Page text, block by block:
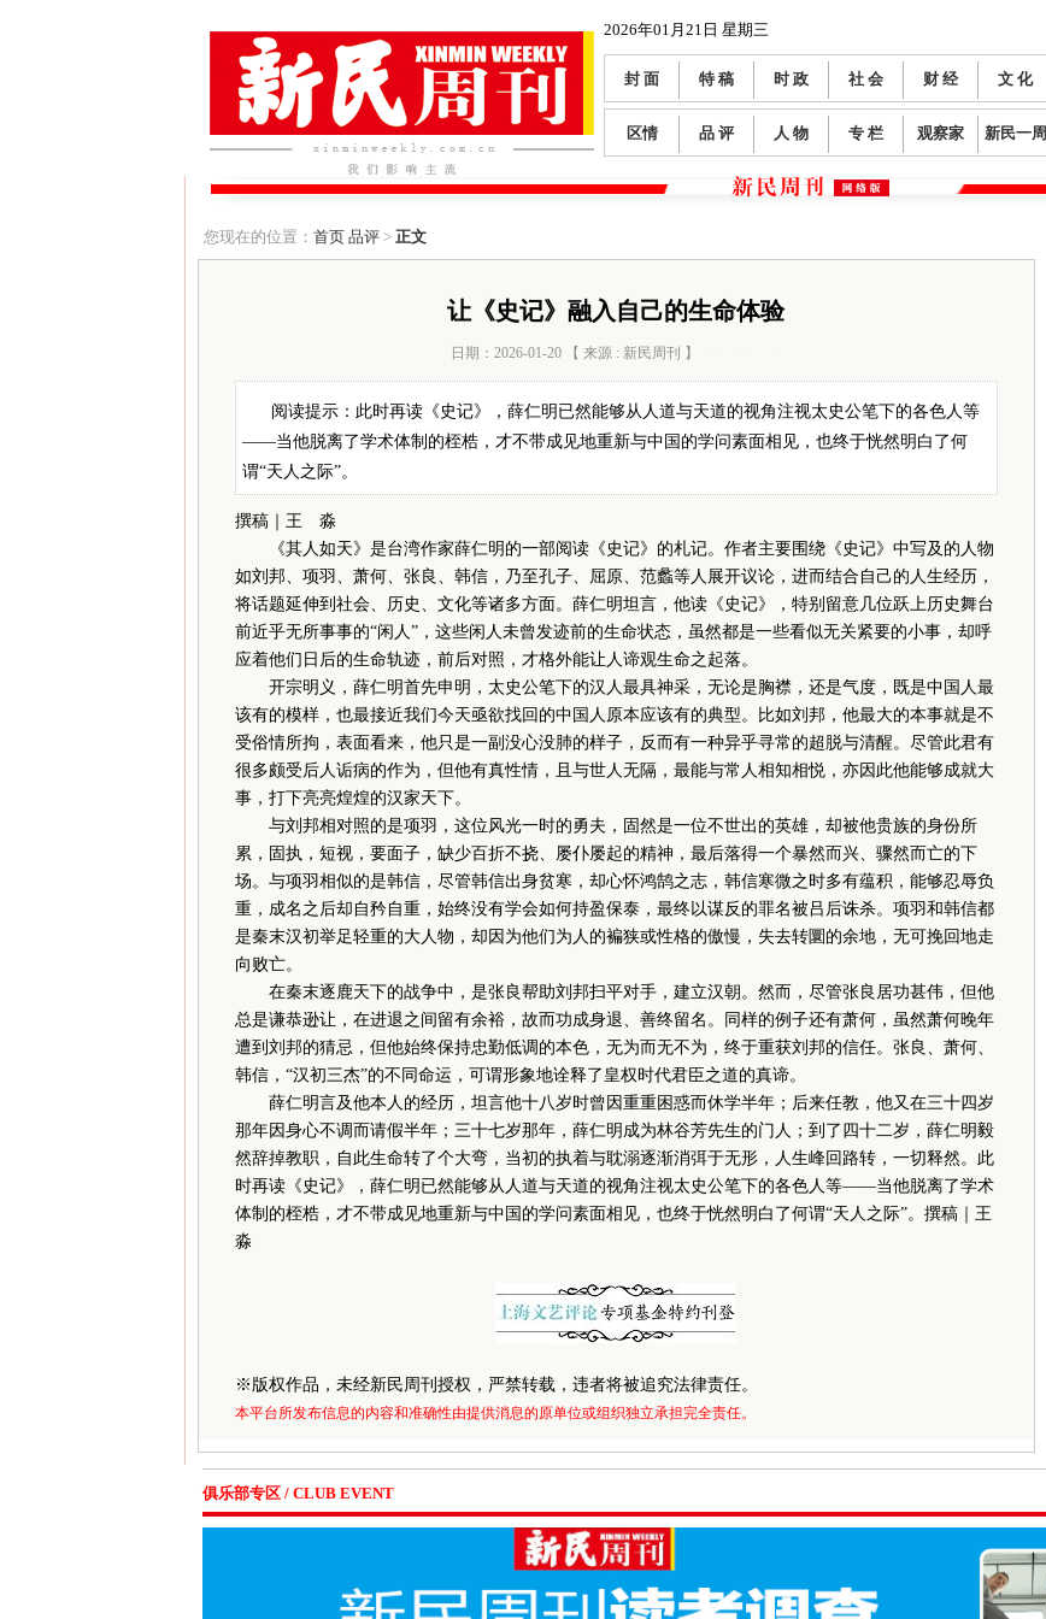
2026年01月21日 星期三
封 面 特 稿 时 政 社 会 财 经 文 化
区情 品 评 人 物 专 栏 观察家 新民一周
您现在的位置： 首页 品评> 正文
让《史记》融入自己的生命体验
日期：2026-01-20 【 来源 : 新民周刊 】
阅读提示：此时再读《史记》，薛仁明已然能够从人道与天道的视角注视太史公笔下的各色人等
——当他脱离了学术体制的桎梏，才不带成见地重新与中国的学问素面相见，也终于恍然明白了何
谓“天人之际”。
撰稿｜王 淼
《其人如天》是台湾作家薛仁明的一部阅读《史记》的札记。作者主要围绕《史记》中写及的人物
如刘邦、项羽、萧何、张良、韩信，乃至孔子、屈原、范蠡等人展开议论，进而结合自己的人生经历，
将话题延伸到社会、历史、文化等诸多方面。薛仁明坦言，他读《史记》，特别留意几位跃上历史舞台
前近乎无所事事的“闲人”，这些闲人未曾发迹前的生命状态，虽然都是一些看似无关紧要的小事，却呼
应着他们日后的生命轨迹，前后对照，才格外能让人谛观生命之起落。
开宗明义，薛仁明首先申明，太史公笔下的汉人最具神采，无论是胸襟，还是气度，既是中国人最
该有的模样，也最接近我们今天亟欲找回的中国人原本应该有的典型。比如刘邦，他最大的本事就是不
受俗情所拘，表面看来，他只是一副没心没肺的样子，反而有一种异乎寻常的超脱与清醒。尽管此君有
很多颇受后人诟病的作为，但他有真性情，且与世人无隔，最能与常人相知相悦，亦因此他能够成就大
事，打下亮亮煌煌的汉家天下。
与刘邦相对照的是项羽，这位风光一时的勇夫，固然是一位不世出的英雄，却被他贵族的身份所
累，固执，短视，要面子，缺少百折不挠、屡仆屡起的精神，最后落得一个暴然而兴、骤然而亡的下
场。与项羽相似的是韩信，尽管韩信出身贫寒，却心怀鸿鹄之志，韩信寒微之时多有蕴积，能够忍辱负
重，成名之后却自矜自重，始终没有学会如何持盈保泰，最终以谋反的罪名被吕后诛杀。项羽和韩信都
是秦末汉初举足轻重的大人物，却因为他们为人的褊狭或性格的傲慢，失去转圜的余地，无可挽回地走
向败亡。
在秦末逐鹿天下的战争中，是张良帮助刘邦扫平对手，建立汉朝。然而，尽管张良居功甚伟，但他
总是谦恭逊让，在进退之间留有余裕，故而功成身退、善终留名。同样的例子还有萧何，虽然萧何晚年
遭到刘邦的猜忌，但他始终保持忠勤低调的本色，无为而无不为，终于重获刘邦的信任。张良、萧何、
韩信，“汉初三杰”的不同命运，可谓形象地诠释了皇权时代君臣之道的真谛。
薛仁明言及他本人的经历，坦言他十八岁时曾因重重困惑而休学半年；后来任教，他又在三十四岁
那年因身心不调而请假半年；三十七岁那年，薛仁明成为林谷芳先生的门人；到了四十二岁，薛仁明毅
然辞掉教职，自此生命转了个大弯，当初的执着与耽溺逐渐消弭于无形，人生峰回路转，一切释然。此
时再读《史记》，薛仁明已然能够从人道与天道的视角注视太史公笔下的各色人等——当他脱离了学术
体制的桎梏，才不带成见地重新与中国的学问素面相见，也终于恍然明白了何谓“天人之际”。撰稿｜王
淼
※ 版权作品，未经新民周刊授权，严禁转载，违者将被追究法律责任。
本平台所发布信息的内容和准确性由提供消息的原单位或组织独立承担完全责任。
俱乐部专区 / CLUB EVENT